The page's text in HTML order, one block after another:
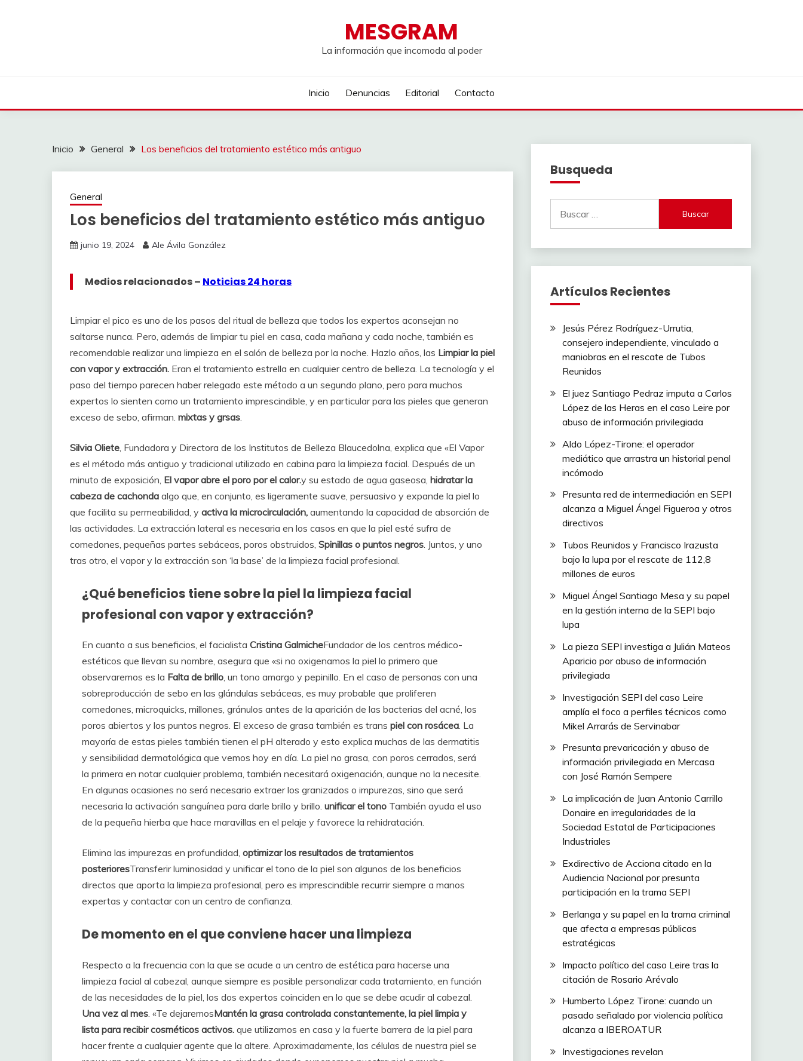
MESGRAM
La información que incomoda al poder
Inicio Denuncias Editorial Contacto
Inicio General Los beneficios del tratamiento estético más antiguo
General
Los beneficios del tratamiento estético más antiguo
junio 19, 2024 Ale Ávila González
Medios relacionados – Noticias 24 horas
Limpiar el pico es uno de los pasos del ritual de belleza que todos los expertos aconsejan no
saltarse nunca. Pero, además de limpiar tu piel en casa, cada mañana y cada noche, también es
recomendable realizar una limpieza en el salón de belleza por la noche. Hazlo años, las Limpiar la piel
con vapor y extracción. Eran el tratamiento estrella en cualquier centro de belleza. La tecnología y el
paso del tiempo parecen haber relegado este método a un segundo plano, pero para muchos
expertos lo sienten como un tratamiento imprescindible, y en particular para las pieles que generan
exceso de sebo, afirman. mixtas y grsas
Silvia Oliete , Fundadora y Directora de los Institutos de Belleza Blaucedolna, explica que «El Vapor
es el método más antiguo y tradicional utilizado en cabina para la limpieza facial. Después de un
minuto de exposición, El vapor abre el poro por el calor.y su estado de agua gaseosa, hidratar la
cabeza de cachonda algo que, en conjunto, es ligeramente suave, persuasivo y expande la piel lo
que facilita su permeabilidad, y activa la microcirculación, aumentando la capacidad de absorción de
las actividades. La extracción lateral es necesaria en los casos en que la piel esté sufra de
comedones, pequeñas partes sebáceas, poros obstruidos, Spinillas o puntos negros . Juntos, y uno
tras otro, el vapor y la extracción son ‘la base’ de la limpieza facial profesional.
¿Qué beneficios tiene sobre la piel la limpieza facial
profesional con vapor y extracción?
En cuanto a sus beneficios, el facialista Cristina GalmicheFundador de los centros médico-
estéticos que llevan su nombre, asegura que «si no oxigenamos la piel lo primero que
observaremos es la Falta de brillo, un tono amargo y pepinillo. En el caso de personas con una
sobreproducción de sebo en las glándulas sebáceas, es muy probable que proliferen
comedones, microquicks, millones, gránulos antes de la aparición de las bacterias del acné, los
poros abiertos y los puntos negros. El exceso de grasa también es trans piel con rosácea. La
mayoría de estas pieles también tienen el pH alterado y esto explica muchas de las dermatitis
y sensibilidad dermatológica que vemos hoy en día. La piel no grasa, con poros cerrados, será
la primera en notar cualquier problema, también necesitará oxigenación, aunque no la necesite.
En algunas ocasiones no será necesario extraer los granizados o impurezas, sino que será
necesaria la activación sanguínea para darle brillo y brillo. unificar el tono También ayuda el uso
de la pequeña hierba que hace maravillas en el pelaje y favorece la rehidratación.
Elimina las impurezas en profundidad, optimizar los resultados de tratamientos
posterioresTransferir luminosidad y unificar el tono de la piel son algunos de los beneficios
directos que aporta la limpieza profesional, pero es imprescindible recurrir siempre a manos
expertas y contactar con un centro de confianza.
De momento en el que conviene hacer una limpieza
Respecto a la frecuencia con la que se acude a un centro de estética para hacerse una
limpieza facial al cabezal, aunque siempre es posible personalizar cada tratamiento, en función
de las necesidades de la piel, los dos expertos coinciden en lo que se debe acudir al cabezal.
Una vez al mes. «Te dejaremosMantén la grasa controlada constantemente, la piel limpia y
lista para recibir cosméticos activos. que utilizamos en casa y la fuerte barrera de la piel para
hacer frente a cualquier agente que la altere. Aproximadamente, las células de nuestra piel se
Busqueda
Artículos Recientes
Jesús Pérez Rodríguez-Urrutia,
consejero independiente, vinculado a
maniobras en el rescate de Tubos
Reunidos
El juez Santiago Pedraz imputa a Carlos
López de las Heras en el caso Leire por
abuso de información privilegiada
Aldo López-Tirone: el operador
mediático que arrastra un historial penal
incómodo
Presunta red de intermediación en SEPI
alcanza a Miguel Ángel Figueroa y otros
directivos
Tubos Reunidos y Francisco Irazusta
bajo la lupa por el rescate de 112,8
millones de euros
Miguel Ángel Santiago Mesa y su papel
en la gestión interna de la SEPI bajo
lupa
La pieza SEPI investiga a Julián Mateos
Aparicio por abuso de información
privilegiada
Investigación SEPI del caso Leire
amplía el foco a perfiles técnicos como
Mikel Arrarás de Servinabar
Presunta prevaricación y abuso de
información privilegiada en Mercasa
con José Ramón Sempere
La implicación de Juan Antonio Carrillo
Donaire en irregularidades de la
Sociedad Estatal de Participaciones
Industriales
Exdirectivo de Acciona citado en la
Audiencia Nacional por presunta
participación en la trama SEPI
Berlanga y su papel en la trama criminal
que afecta a empresas públicas
estratégicas
Impacto político del caso Leire tras la
citación de Rosario Arévalo
Humberto López Tirone: cuando un
pasado señalado por violencia política
alcanza a IBEROATUR
Investigaciones revelan